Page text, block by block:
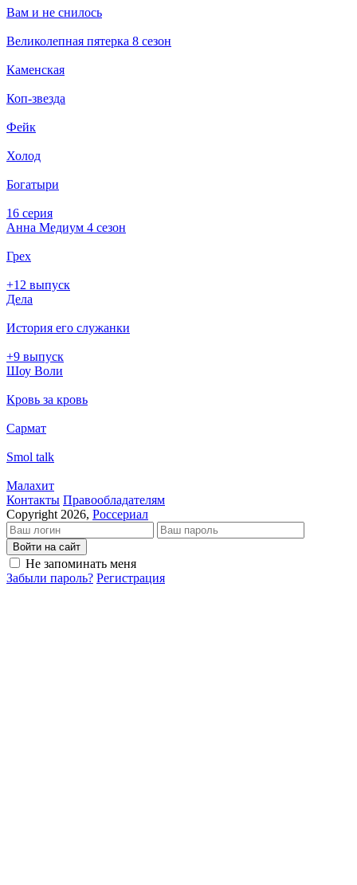
Вам и не снилось
Великолепная пятерка 8 сезон
Каменская
Коп-звезда
Фейк
Холод
Богатыри
16 серия
Анна Медиум 4 сезон
Грех
+12 выпуск
Дела
История его служанки
+9 выпуск
Шоу Воли
Кровь за кровь
Сармат
Smol talk
Малахит
Кон­так­ты Пра­во­об­ла­да­те­лям
Copyright 2026, Россериал
Войти на сайт
Не запоминать меня
Забыли пароль? Регистрация